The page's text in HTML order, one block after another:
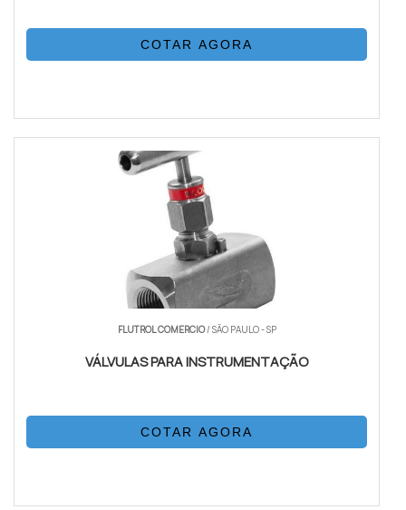
COTAR AGORA
FLUTROL COMERCIO/ SÃO PAULO - SP
VÁLVULAS PARA INSTRUMENTAÇÃO
COTAR AGORA